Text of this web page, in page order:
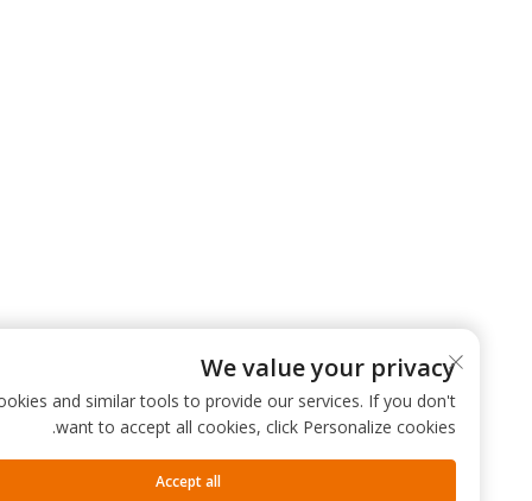
We value your privacy
use cookies and similar tools to provide our services. If you don't
want to accept all cookies, click Personalize cookies.
Accept all